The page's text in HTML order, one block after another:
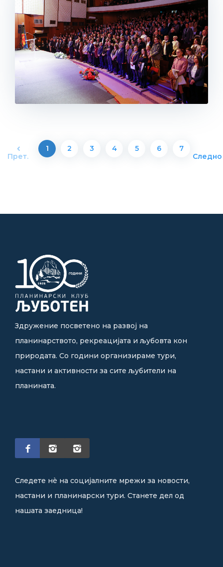
Прет.
1 2 3 4 5 6
7
Следно
Здружение посветено на развој на
планинарството, рекреацијата и љубовта кон
природата. Со години организираме тури,
настани и активности за сите љубители на
планината.
Следете нè на социјалните мрежи за новости,
настани и планинарски тури. Станете дел од
нашата заедница!